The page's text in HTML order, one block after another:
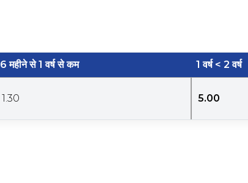
6 महीने से 1 वर्ष से कम 1 वर्ष < 2 वर्ष
1.30 5.00